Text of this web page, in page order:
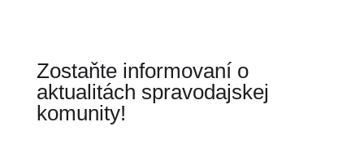
Zostaňte informovaní o
aktualitách spravodajskej
komunity!